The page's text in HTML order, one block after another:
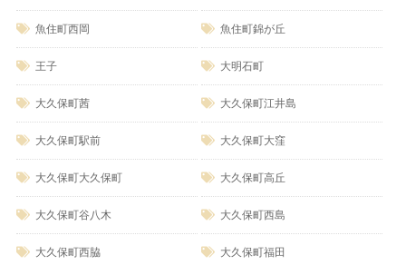
魚住町西岡 魚住町錦が丘
王子 大明石町
大久保町茜 大久保町江井島
大久保町駅前 大久保町大窪
大久保町大久保町 大久保町高丘
大久保町谷八木 大久保町西島
大久保町西脇 大久保町福田